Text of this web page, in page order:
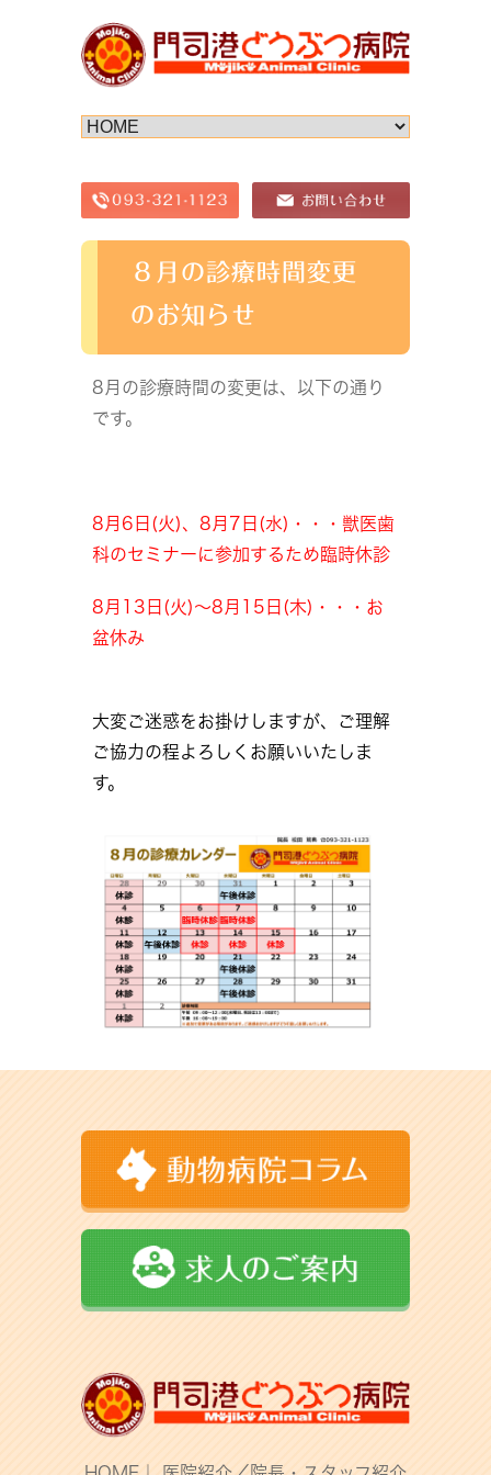
８月の診療時間変更
のお知らせ
8月の診療時間の変更は、以下の通り
です。
8月6日(火)、8月7日(水)・・・獣医歯
科のセミナーに参加するため臨時休診
8月13日(火)～8月15日(木)・・・お
盆休み
大変ご迷惑をお掛けしますが、ご理解
ご協力の程よろしくお願いいたしま
す。